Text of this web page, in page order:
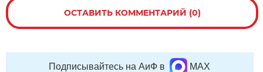
ОСТАВИТЬ КОММЕНТАРИЙ (0)
Подписывайтесь на АиФ в MAX